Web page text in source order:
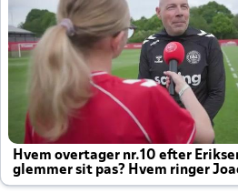
Hvem overtager nr.10 efter
glemmer sit pas? Hvem ringer
altid til efter kampe?